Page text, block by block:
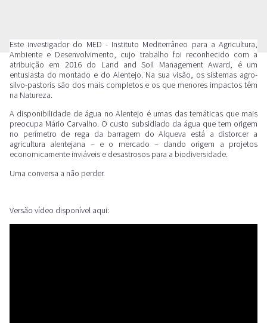
Este investigador do MED - Instituto Mediterrâneo para a Agricultura,
Ambiente e Desenvolvimento, cujo trabalho foi reconhecido com a
atribuição em 2016 do Land and Soil Management Award, é um
entusiasta do montado e do Alentejo. Na sua visão, os sistemas agro-
silvo-pastoris são dos mais completos e os que menores impactos têm
na Natureza.
A disponibilidade de água no Alentejo é umas das temáticas que mais
preocupa Mário Carvalho. O custo subsidiado da água que tem origem
no perímetro de rega da barragem do Alqueva está a distorcer a
agricultura alentejana – e o mercado – dando origem a projetos
economicamente inviáveis e desastrosos para a biodiversidade.
Uma conversa a não perder.
Versão vídeo disponível aqui: